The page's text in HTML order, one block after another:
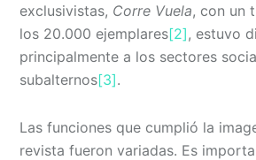
exclusivistas, Corre Vuela, con un
los 20.000 ejemplares[2] , estuvo
principalmente a los sectores
subalternos[3].
Las funciones que cumplió la
revista fueron variadas. Es